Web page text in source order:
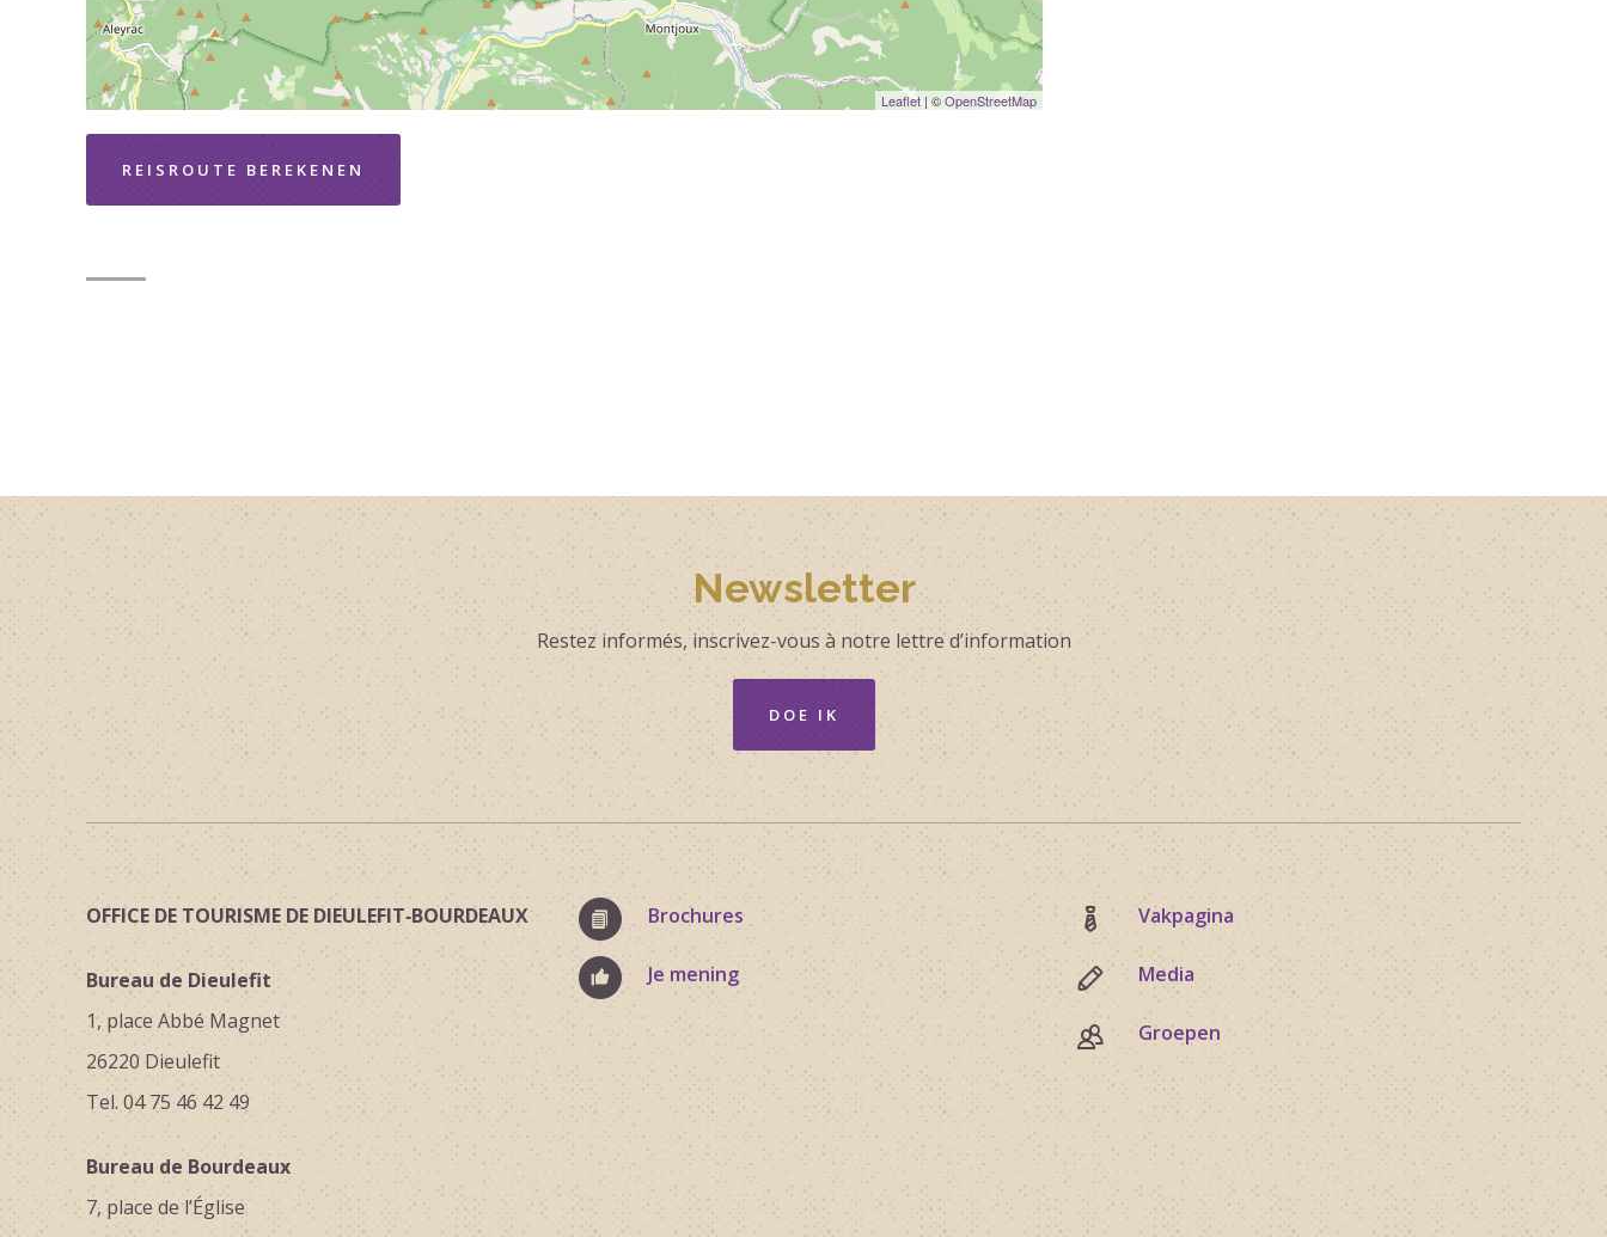
Leaflet | ©OpenStreetMap
REISROUTE BEREKENEN
Newsletter
Restez informés, inscrivez-vous à notre lettre d’information
DOE IK
OFFICE DE TOURISME DE DIEULEFIT‑BOURDEAUX
Bureau de Dieulefit
1, place Abbé Magnet
26220 Dieulefit
Tel. 04 75 46 42 49
Bureau de Bourdeaux
7, place de l’Église
Brochures
Je mening
Vakpagina
Media
Groepen